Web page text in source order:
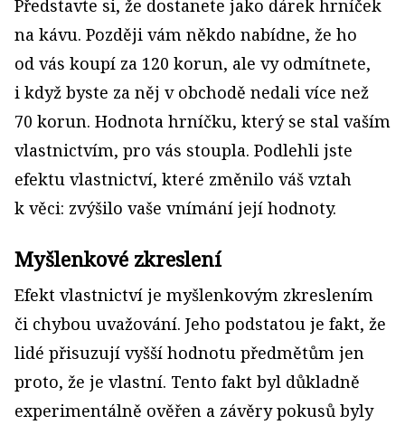
Představte si, že dostanete jako dárek hrníček
na kávu. Později vám někdo nabídne, že ho
od vás koupí za 120 korun, ale vy odmítnete,
i když byste za něj v obchodě nedali více než
70 korun. Hodnota hrníčku, který se stal vaším
vlastnictvím, pro vás stoupla. Podlehli jste
efektu vlastnictví, které změnilo váš vztah
k věci: zvýšilo vaše vnímání její hodnoty.
Myšlenkové zkreslení
Efekt vlastnictví je myšlenkovým zkreslením
či chybou uvažování. Jeho podstatou je fakt, že
lidé přisuzují vyšší hodnotu předmětům jen
proto, že je vlastní. Tento fakt byl důkladně
experimentálně ověřen a závěry pokusů byly